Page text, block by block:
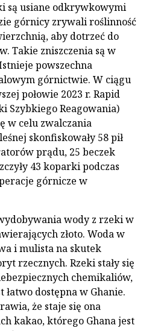
są usiane odkrywkowymi
górnicy zrywali roślinność
aby dotrzeć do
Takie zniszczenia są w
powszechna
górnictwie. W ciągu
połowie 2023 r. Rapid
Szybkiego Reagowania)
w celu zwalczania
skonfiskowały 58 pił
prądu, 25 beczek
43 koparki podczas
górnicze w
wody z rzeki w
złoto. Woda w
i mulista na skutek
rzecznych. Rzeki stały się
chemikaliów,
dostępna w Ghanie.
że staje się ona
kakao, którego Ghana jest